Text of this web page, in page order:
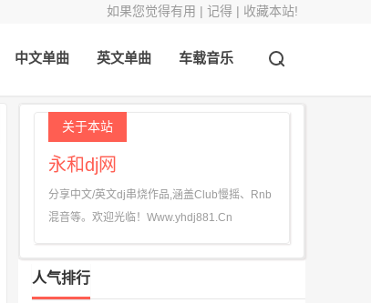
如果您觉得有用 | 记得 | 收藏本站!
中文单曲 英文单曲 车载音乐
关于本站
永和dj网
分享中文/英文dj串烧作品,涵盖Club慢摇、Rnb
混音等。欢迎光临！Www.yhdj881.Cn
人气排行